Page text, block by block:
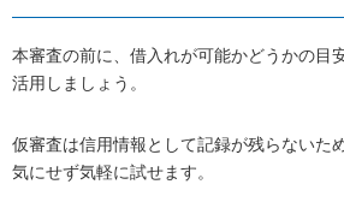
本審査の前に、借入れが可能かどうかの目
活用しましょう。
仮審査は信用情報として記録が残らないた
気にせず気軽に試せます。